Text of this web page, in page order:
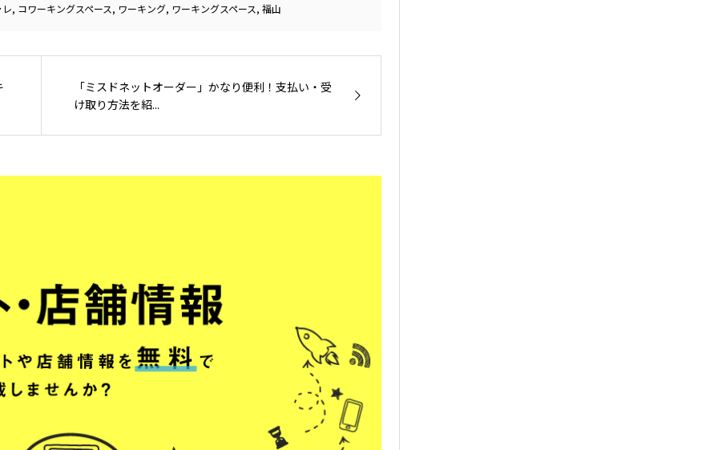
, コワーキングスペース, ワーキング, ワーキングスペース, 福山
「ミスドネットオーダー」かなり便利！支払い・受
け取り方法を紹...